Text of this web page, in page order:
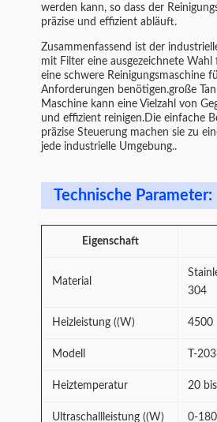
werden kann, so dass der
präzise und effizient abläuft.
Zusammenfassend ist der
mit Filter eine ausgezeichnete Wahl
eine schwere Reinigungsmaschine
Anforderungen benötigen.große
Maschine kann eine Vielzahl von
und effizient reinigen.Die einfache
präzise Steuerung machen sie zu
jede industrielle Umgebung..
Technische Parameter:
Eigenschaft
Material
304
Heizleistung ((W) 4500
Modell T-
Heiztemperatur 20
Ultraschallleistung ((W) 0-